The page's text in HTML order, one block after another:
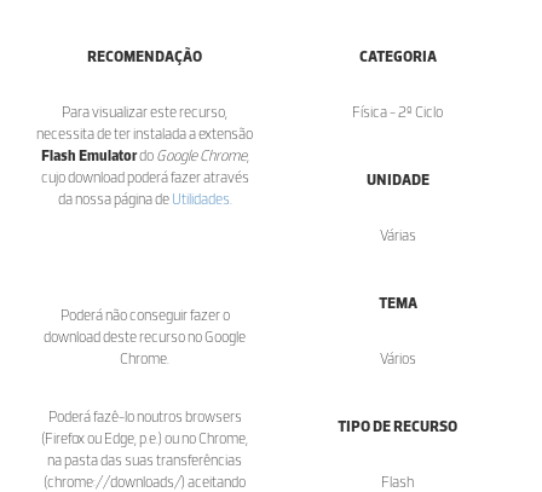
RECOMENDAÇÃO
Para visualizar este recurso,
necessita de ter instalada a extensão
Flash Emulatordo Google Chrome,
cujo download poderá fazer através
da nossa página de Utilidades
Poderá não conseguir fazer o
download deste recurso no Google
Chrome.
Poderá fazê-lo noutros browsers
(Firefox ou Edge, p.e.) ou no Chrome,
na pasta das suas transferências
(chrome://downloads/) aceitando
CATEGORIA
Física - 2º Ciclo
UNIDADE
Várias
TEMA
Vários
TIPO DE RECURSO
Flash